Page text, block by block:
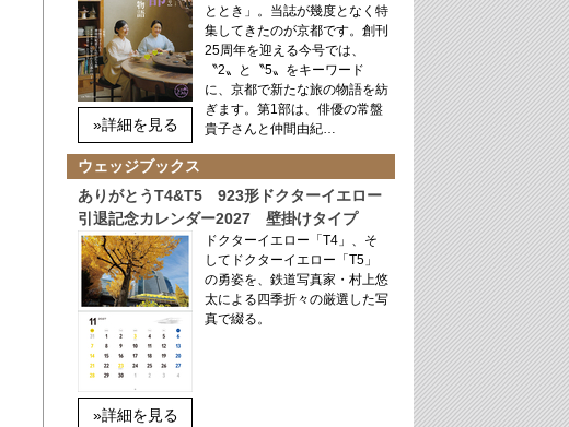
»詳細を見る
ととき」。当誌が幾度となく特
集してきたのが京都です。創刊
25周年を迎える今号では、
〝2〟と〝5〟をキーワード
に、京都で新たな旅の物語を紡
ぎます。第1部は、俳優の常盤
貴子さんと仲間由紀…
ウェッジブックス
ありがとうT4&T5 923形ドクターイエロー
引退記念カレンダー2027 壁掛けタイプ
»詳細を見る
ドクターイエロー「T4」、そ
してドクターイエロー「T5」
の勇姿を、鉄道写真家・村上悠
太による四季折々の厳選した写
真で綴る。